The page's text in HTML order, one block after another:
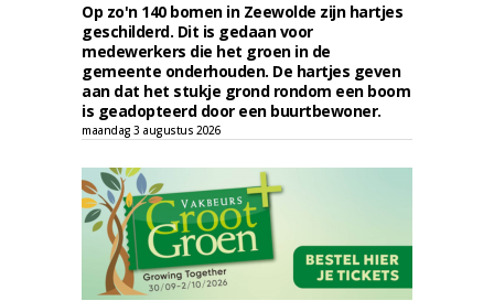
Op zo'n 140 bomen in Zeewolde zijn hartjes
geschilderd. Dit is gedaan voor
medewerkers die het groen in de
gemeente onderhouden. De hartjes geven
aan dat het stukje grond rondom een boom
is geadopteerd door een buurtbewoner.
maandag 3 augustus 2026